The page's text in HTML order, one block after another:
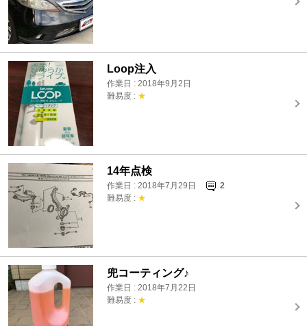
Loop注入
作業日 : 2018年9月2日
難易度 : ★
14年点検
作業日 : 2018年7月29日
2
難易度 : ★
兜コーティング♪
作業日 : 2018年7月22日
難易度 : ★